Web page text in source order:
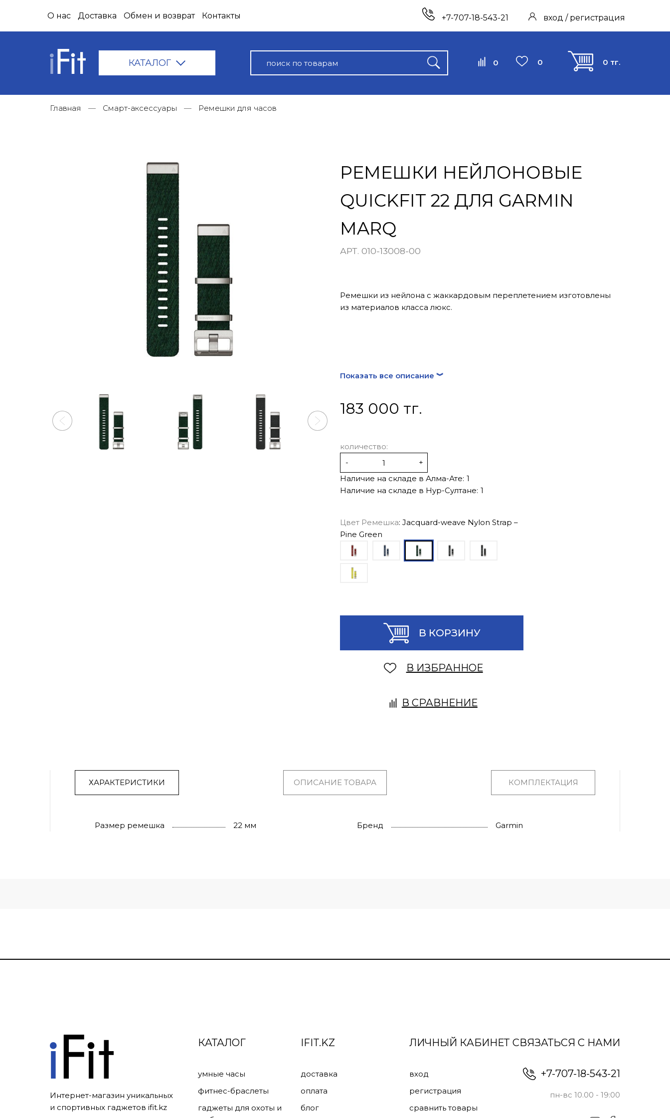
О нас Доставка Обмен и возврат Контакты +7-707-18-543-21 вход / регистрация
КАТАЛОГ 0 0 0 тг.
Главная Смарт-аксессуары Ремешки для часов
РЕМЕШКИ НЕЙЛОНОВЫЕ
QUICKFIT 22 ДЛЯ GARMIN
MARQ
АРТ. 010-13008-00
Ремешки из нейлона с жаккардовым переплетением изготовлены
из материалов класса люкс.
Показать все описание ︾
183 000 тг.
количество:
-
+
Наличие на складе в Алма-Ате: 1
Наличие на складе в Нур-Султане: 1
Цвет Ремешка: Jacquard-weave Nylon Strap –
Pine Green
В КОРЗИНУ
В ИЗБРАННОЕ
В СРАВНЕНИЕ
ХАРАКТЕРИСТИКИ ОПИСАНИЕ ТОВАРА КОМПЛЕКТАЦИЯ
Размер ремешка 22 мм Бренд Garmin
Интернет-магазин уникальных
и спортивных гаджетов ifit.kz
КАТАЛОГ
умные часы
фитнес-браслеты
гаджеты для охоты и
IFIT.KZ
доставка
оплата
блог
ЛИЧНЫЙ КАБИНЕТ
вход
регистрация
сравнить товары
СВЯЗАТЬСЯ С НАМИ
+7-707-18-543-21
пн-вс 10.00 - 19:00